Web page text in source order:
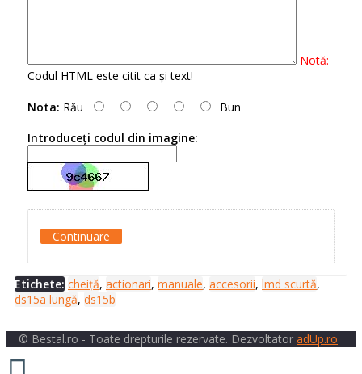
Notă:
Codul HTML este citit ca şi text!
Nota: Rău
Bun
Introduceţi codul din imagine:
Continuare
Etichete: cheiță, actionari, manuale, accesorii, lmd scurtă,
ds15a lungă, ds15b
© Bestal.ro - Toate drepturile rezervate. Dezvoltator adUp.ro